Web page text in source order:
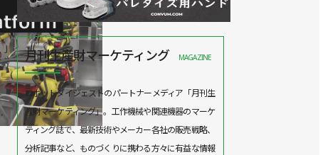
月刊生産財マーケティング MAGAZINE
ロボットダイジェストのパートナーメディア「月刊生
産財マーケティング」。工作機械や関連機器のマーケ
ティング誌で、最新技術やメーカー各社の販売戦略、
分析記事など、ものづくりに携わる方々に有益な情報